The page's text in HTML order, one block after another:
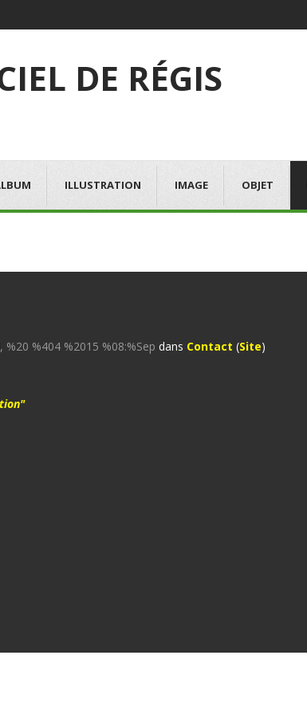
DE RÉGIS
ILLUSTRATION IMAGE OBJET
%20 %404 %2015 %08:%Sep dans Contact (Site)